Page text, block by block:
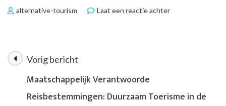
alternative-tourism Laat een reactie achterop
de
Berichtnavigatie
Vorig bericht
Maatschappelijk Verantwoorde
Reisbestemmingen: Duurzaam Toerisme in de